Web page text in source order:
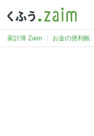
家計簿 Zaim お金の便利帳